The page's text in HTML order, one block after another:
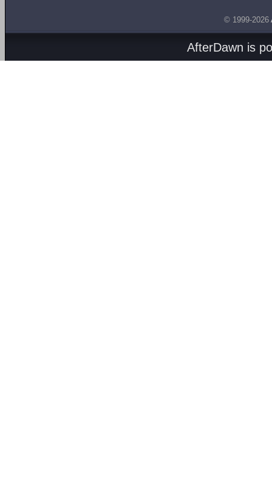
© 1999-2026
AfterDawn is